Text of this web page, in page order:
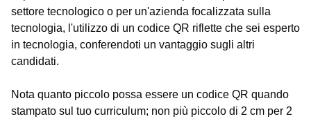
settore tecnologico o per un'azienda focalizzata sulla
tecnologia, l'utilizzo di un codice QR riflette che sei esperto
in tecnologia, conferendoti un vantaggio sugli altri
candidati.
Nota quanto piccolo possa essere un codice QR quando
stampato sul tuo curriculum; non più piccolo di 2 cm per 2